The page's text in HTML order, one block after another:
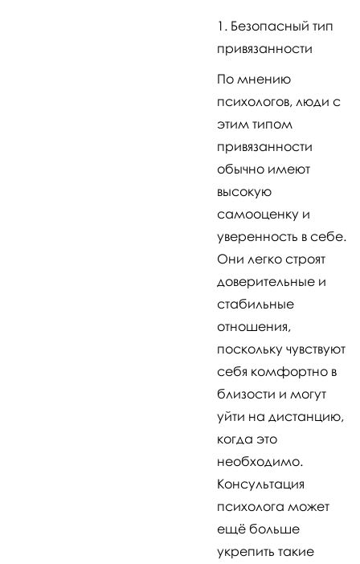
Безопасный тип
привязанности
По мнению
психологов, люди с
этим типом
привязанности
обычно имеют
высокую
самооценку и
уверенность в себе.
Они легко строят
доверительные и
стабильные
отношения,
поскольку чувствуют
себя комфортно в
близости и могут
уйти на дистанцию,
когда это
необходимо.
Консультация
психолога может
ещё больше
укрепить такие